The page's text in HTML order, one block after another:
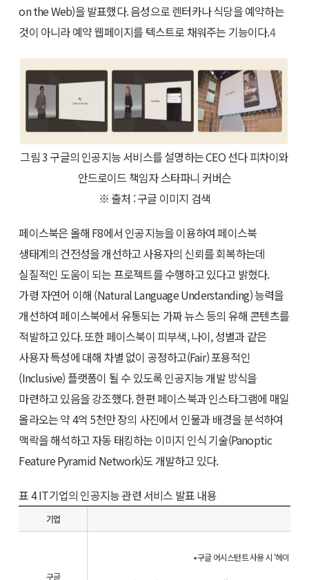
on the Web)을 발표했다. 음성으로 렌터카나 식당을 예약하는
것이 아니라 예약 웹페이지를 텍스트로 채워주는 기능이다.4
그림 3 구글의 인공지능 서비스를 설명하는 CEO 선다 피차이와
안드로이드 책임자 스타파니 커버슨
※ 출처 : 구글 이미지 검색
페이스북은 올해 F8에서 인공지능을 이용하여 페이스북
생태계의 건전성을 개선하고 사용자의 신뢰를 회복하는데
실질적인 도움이 되는 프로젝트를 수행하고 있다고 밝혔다.
가령 자연어 이해 (Natural Language Understanding) 능력을
개선하여 페이스북에서 유통되는 가짜 뉴스 등의 유해 콘텐츠를
적발하고 있다. 또한 페이스북이 피부색, 나이, 성별과 같은
사용자 특성에 대해 차별 없이 공정하고(Fair) 포용적인
(Inclusive) 플랫폼이 될 수 있도록 인공지능 개발 방식을
마련하고 있음을 강조했다. 한편 페이스북과 인스타그램에 매일
올라오는 약 4억 5천만 장의 사진에서 인물과 배경을 분석하여
맥락을 해석하고 자동 태킹하는 이미지 인식 기술(Panoptic
Feature Pyramid Network)도 개발하고 있다.
표 4 IT기업의 인공지능 관련 서비스 발표 내용
기업
구글
▪ 구글 어시스턴트 사용 시 ‘헤이 구